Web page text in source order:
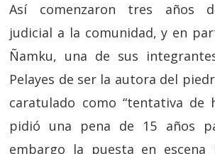
Así comenzaron tres años
judicial a la comunidad, y en
Ñamku, una de sus
Pelayes de ser la autora del
caratulado como “tentativa de
pidió una pena de 15 años
embargo la puesta en escena